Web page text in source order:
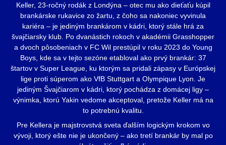
Keller, 23-ročný rodák z Londýna – otec mu ako dieťaťu kúpil
brankárske rukavice zo žartu, z čoho sa nakoniec vyvinula
kariéra – je jediným brankárom v kádri, ktorý stále hrá za
švajčiarsky klub. Po dvanástich rokoch v akadémii Grasshopper
a dvoch pôsobeniach v FC Wil prestúpil v roku 2023 do Young
Boys, kde sa v tejto sezóne etabloval ako prvý brankár: 37
štartov v Super League, ku ktorým sa pridali zápasy v Európskej
lige proti súperom ako VfB Stuttgart a Olympique Lyon. Je
jediným Švajčiarom v kádri, ktorý pochádza z domácej ligy –
výnimka, ktorú Yakin vedome akceptoval, pretože Keller má na
to potrebnú kvalitu.
Pre Kellera je majstrovstvá sveta ďalším logickým krokom vo
vývoji, ktorý ešte nie je ukončený – ako tretí brankár by mal po